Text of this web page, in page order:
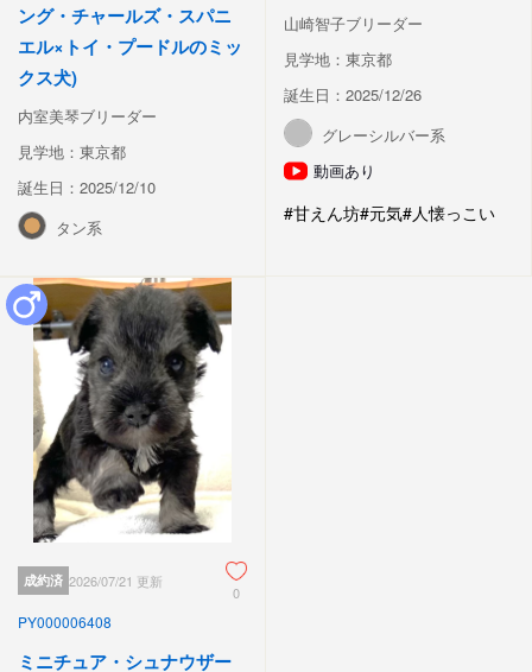
ング・チャールズ・スパニ
エル×トイ・プードルのミッ
クス犬)
内室美琴ブリーダー
見学地：東京都
誕生日：2025/12/10
タン系
山崎智子ブリーダー
見学地：東京都
誕生日：2025/12/26
グレーシルバー系
動画あり
#甘えん坊#元気#人懐っこい
成約済 2026/07/21 更新
0
PY000006408
ミニチュア・シュナウザー